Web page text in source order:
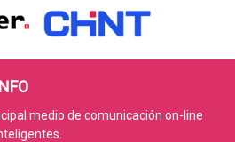
medio de comunicación on-line